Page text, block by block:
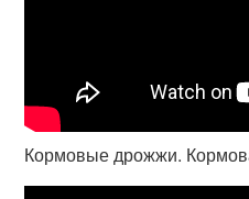
Кормовые дрожжи.